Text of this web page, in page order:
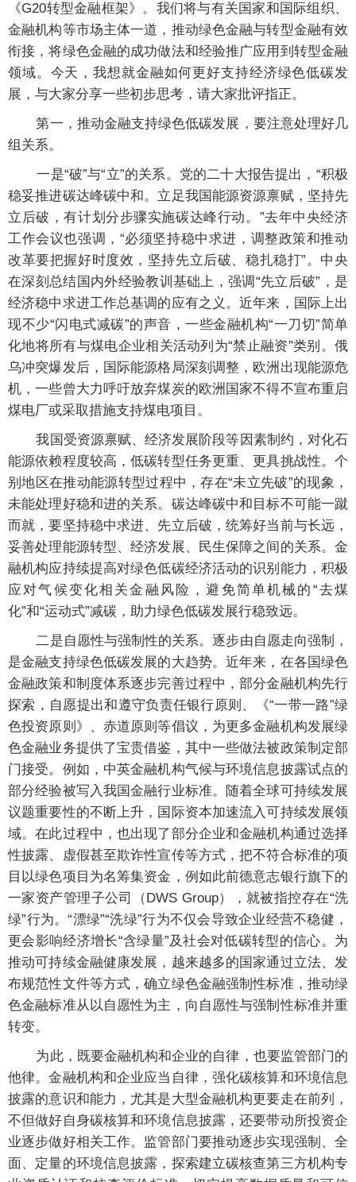
《G20转型金融框架》。我们将与有关国家和国际组织、
金融机构等市场主体一道，推动绿色金融与转型金融有效
衔接，将绿色金融的成功做法和经验推广应用到转型金融
领域。今天，我想就金融如何更好支持经济绿色低碳发
展，与大家分享一些初步思考，请大家批评指正。
第一，推动金融支持绿色低碳发展，要注意处理好几
组关系。
一是“破”与“立”的关系。党的二十大报告提出，“积极
稳妥推进碳达峰碳中和。立足我国能源资源禀赋，坚持先
立后破，有计划分步骤实施碳达峰行动。”去年中央经济
工作会议也强调，“必须坚持稳中求进，调整政策和推动
改革要把握好时度效，坚持先立后破、稳扎稳打”。中央
在深刻总结国内外经验教训基础上，强调“先立后破”，是
经济稳中求进工作总基调的应有之义。近年来，国际上出
现不少“闪电式减碳”的声音，一些金融机构“一刀切”简单
化地将所有与煤电企业相关活动列为“禁止融资”类别。俄
乌冲突爆发后，国际能源格局深刻调整，欧洲出现能源危
机，一些曾大力呼吁放弃煤炭的欧洲国家不得不宣布重启
煤电厂或采取措施支持煤电项目。
我国受资源禀赋、经济发展阶段等因素制约，对化石
能源依赖程度较高，低碳转型任务更重、更具挑战性。个
别地区在推动能源转型过程中，存在“未立先破”的现象，
未能处理好稳和进的关系。碳达峰碳中和目标不可能一蹴
而就，要坚持稳中求进、先立后破，统筹好当前与长远，
妥善处理能源转型、经济发展、民生保障之间的关系。金
融机构应持续提高对绿色低碳经济活动的识别能力，积极
应对气候变化相关金融风险，避免简单机械的“去煤
化”和“运动式”减碳，助力绿色低碳发展行稳致远。
二是自愿性与强制性的关系。逐步由自愿走向强制，
是金融支持绿色低碳发展的大趋势。近年来，在各国绿色
金融政策和制度体系逐步完善过程中，部分金融机构先行
探索，自愿提出和遵守负责任银行原则、《“一带一路”绿
色投资原则》、赤道原则等倡议，为更多金融机构发展绿
色金融业务提供了宝贵借鉴，其中一些做法被政策制定部
门接受。例如，中英金融机构气候与环境信息披露试点的
部分经验被写入我国金融行业标准。随着全球可持续发展
议题重要性的不断上升，国际资本加速流入可持续发展领
域。在此过程中，也出现了部分企业和金融机构通过选择
性披露、虚假甚至欺诈性宣传等方式，把不符合标准的项
目以绿色项目为名筹集资金，例如此前德意志银行旗下的
一家资产管理子公司（DWS Group），就被指控存在“洗
绿”行为。“漂绿”“洗绿”行为不仅会导致企业经营不稳健，
更会影响经济增长“含绿量”及社会对低碳转型的信心。为
推动可持续金融健康发展，越来越多的国家通过立法、发
布规范性文件等方式，确立绿色金融强制性标准，推动绿
色金融标准从以自愿性为主，向自愿性与强制性标准并重
转变。
为此，既要金融机构和企业的自律，也要监管部门的
他律。金融机构和企业应当自律，强化碳核算和环境信息
披露的意识和能力，尤其是大型金融机构更要走在前列，
不但做好自身碳核算和环境信息披露，还要带动所投资企
业逐步做好相关工作。监管部门要推动逐步实现强制、全
面、定量的环境信息披露，探索建立碳核查第三方机构专